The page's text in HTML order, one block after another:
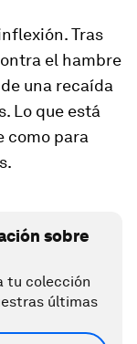
Tras
el hambre
una recaída
Lo que está
como para
sobre
tu colección
últimas